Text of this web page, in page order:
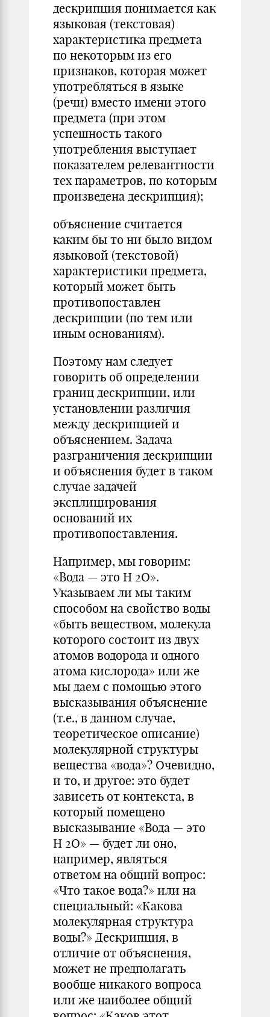
дескрипция понимается как
языковая (текстовая)
характеристика предмета
по некоторым из его
признаков, которая может
употребляться в языке
(речи) вместо имени этого
предмета (при этом
успешность такого
употребления выступает
показателем релевантности
тех параметров, по которым
произведена дескрипция);
объяснение считается
каким бы то ни было видом
языковой (текстовой)
характеристики предмета,
который может быть
противопоставлен
дескрипции (по тем или
иным основаниям).
Поэтому нам следует
говорить об определении
границ дескрипции, или
установлении различия
между дескрипцией и
объяснением. Задача
разграничения дескрипции
и объяснения будет в таком
случае задачей
эксплицирования
оснований их
противопоставления.
Например, мы говорим:
«Вода — это Н 2О».
Указываем ли мы таким
способом на свойство воды
«быть веществом, молекула
которого состоит из двух
атомов водорода и одного
атома кислорода» или же
мы даем с помощью этого
высказывания объяснение
(т.е., в данном случае,
теоретическое описание)
молекулярной структуры
вещества «вода»? Очевидно,
и то, и другое: это будет
зависеть от контекста, в
который помещено
высказывание «Вода — это
Н 2О» — будет ли оно,
например, являться
ответом на общий вопрос:
«Что такое вода?» или на
специальный: «Какова
молекулярная структура
воды?» Дескрипция, в
отличие от объяснения,
может не предполагать
вообще никакого вопроса
или же наиболее общий